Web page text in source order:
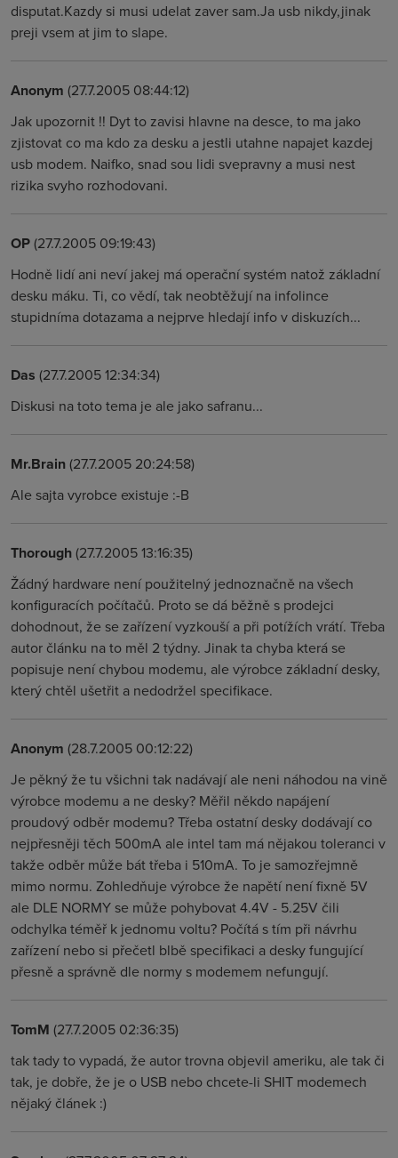
disputat.Kazdy si musi udelat zaver sam.Ja usb nikdy,jinak
preji vsem at jim to slape.
Anonym (27.7.2005 08:44:12)
Jak upozornit !! Dyt to zavisi hlavne na desce, to ma jako
zjistovat co ma kdo za desku a jestli utahne napajet kazdej
usb modem. Naifko, snad sou lidi svepravny a musi nest
rizika svyho rozhodovani.
OP(27.7.2005 09:19:43)
Hodně lidí ani neví jakej má operační systém natož základní
desku máku. Ti, co vědí, tak neobtěžují na infolince
stupidníma dotazama a nejprve hledají info v diskuzích...
Das (27.7.2005 12:34:34)
Diskusi na toto tema je ale jako safranu...
Mr.Brain(27.7.2005 20:24:58)
Ale sajta vyrobce existuje :-B
Thorough(27.7.2005 13:16:35)
Žádný hardware není použitelný jednoznačně na všech
konfiguracích počítačů. Proto se dá běžně s prodejci
dohodnout, že se zařízení vyzkouší a při potížích vrátí. Třeba
autor článku na to měl 2 týdny. Jinak ta chyba která se
popisuje není chybou modemu, ale výrobce základní desky,
který chtěl ušetřit a nedodržel specifikace.
Anonym (28.7.2005 00:12:22)
Je pěkný že tu všichni tak nadávají ale neni náhodou na vině
výrobce modemu a ne desky? Měřil někdo napájení
proudový odběr modemu? Třeba ostatní desky dodávají co
nejpřesněji těch 500mA ale intel tam má nějakou toleranci v
takže odběr může bát třeba i 510mA. To je samozřejmně
mimo normu. Zohledňuje výrobce že napětí není fixně 5V
ale DLE NORMY se může pohybovat 4.4V - 5.25V čili
odchylka téměř k jednomu voltu? Počítá s tím při návrhu
zařízení nebo si přečetl blbě specifikaci a desky fungující
přesně a správně dle normy s modemem nefungují.
TomM (27.7.2005 02:36:35)
tak tady to vypadá, že autor trovna objevil ameriku, ale tak či
tak, je dobře, že je o USB nebo chcete-li SHIT modemech
nějaký článek :)